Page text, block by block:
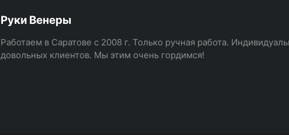
Руки Венеры
Работаем в Саратове с 2008 г. Только ручная работа.
довольных клиентов. Мы этим очень гордимся!